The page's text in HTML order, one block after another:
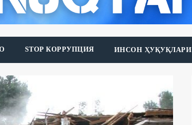
STOP КОРРУПЦИЯ ИНСОН ҲУҚУҚЛАРИ